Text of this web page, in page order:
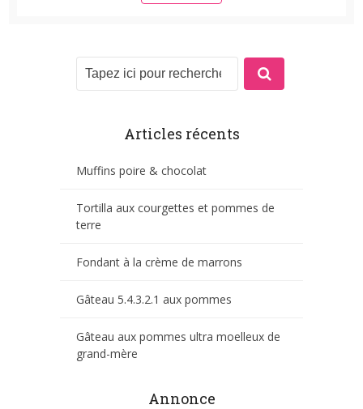
Articles récents
Muffins poire & chocolat
Tortilla aux courgettes et pommes de
terre
Fondant à la crème de marrons
Gâteau 5.4.3.2.1 aux pommes
Gâteau aux pommes ultra moelleux de
grand-mère
Annonce